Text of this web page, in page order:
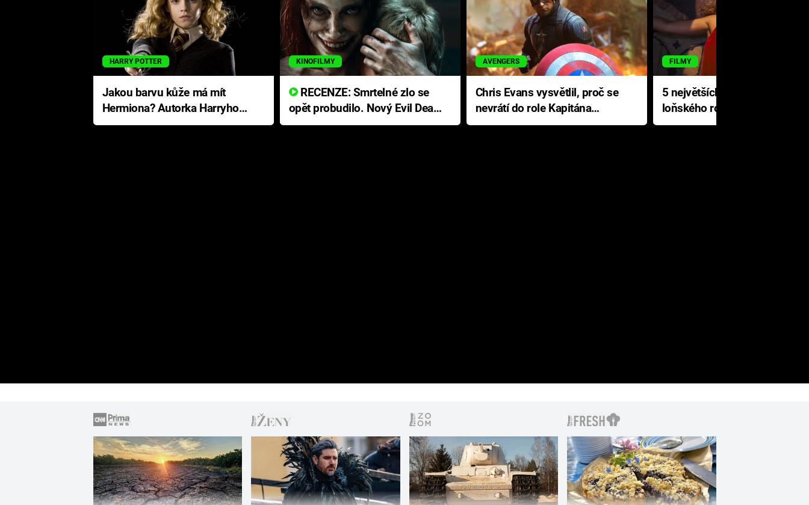
HARRY POTTER
Jakou barvu kůže má mít
Hermiona? Autorka Harryho
Pottera přišla s ráznou
KINOFILMY
RECENZE: Smrtelné zlo se
opět probudilo. Nový Evil Dead
přichází s neodolatelnou
AVENGERS
Chris Evans vysvětlil, proč se
nevrátí do role Kapitána
Ameriky
FILMY
5 největších propadáků
loňského roku: Disney na
jediné katastrofě prodělal 200